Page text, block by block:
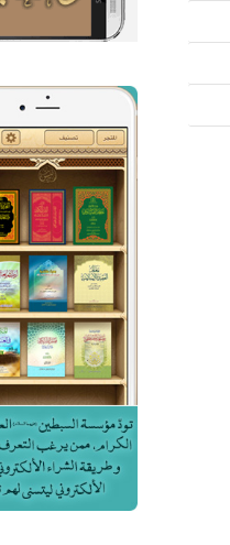
علما بغداد